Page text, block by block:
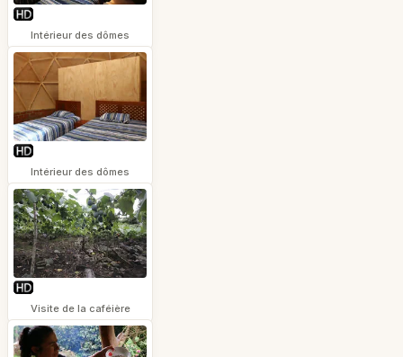
Intérieur des dômes
Intérieur des dômes
Visite de la caféière